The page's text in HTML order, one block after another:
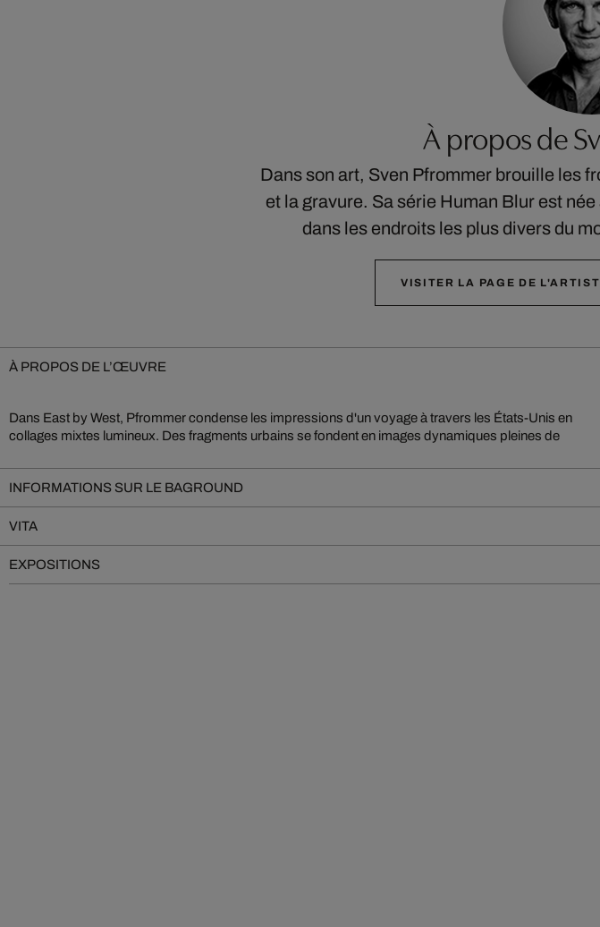
À propos de
Dans son art, Sven Pfrommer brouille les
et la gravure. Sa série Human Blur est
dans les endroits les plus divers du
VISITER LA PAGE DE
À PROPOS DE L’ŒUVRE
Dans East by West, Pfrommer condense les impressions d'un voyage à travers les États-Unis en
collages mixtes lumineux. Des fragments urbains se fondent en images dynamiques pleines de
liberté et de mouvement. Son œuvre combine photographie, peinture et gravure pour créer des
INFORMATIONS SUR LE BAGROUND
VITA
EXPOSITIONS